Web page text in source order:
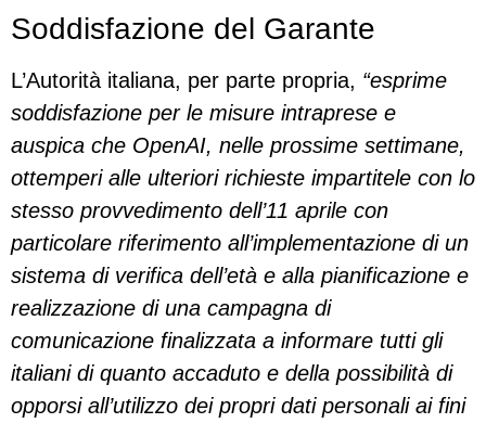
Soddisfazione del Garante
L’Autorità italiana, per parte propria, “esprime
soddisfazione per le misure intraprese e
auspica che OpenAI, nelle prossime settimane,
ottemperi alle ulteriori richieste impartitele con lo
stesso provvedimento dell’11 aprile con
particolare riferimento all’implementazione di un
sistema di verifica dell’età e alla pianificazione e
realizzazione di una campagna di
comunicazione finalizzata a informare tutti gli
italiani di quanto accaduto e della possibilità di
opporsi all’utilizzo dei propri dati personali ai fini